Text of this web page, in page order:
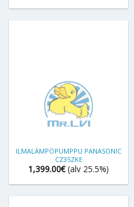
ILMALÄMPÖPUMPPU PANASONIC
CZ35ZKE
1,399.00€ (alv 25.5%)